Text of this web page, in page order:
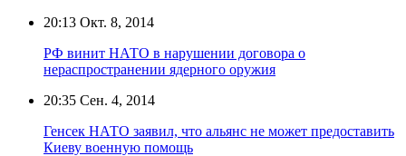
20:13 Окт. 8, 2014
РФ винит НАТО в нарушении договора о
нераспространении ядерного оружия
20:35 Сен. 4, 2014
Генсек НАТО заявил, что альянс не может предоставить
Киеву военную помощь